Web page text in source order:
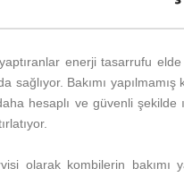
yaptıranlar enerji tasarrufu
sağlıyor. Bakımı
hesaplı ve güvenli
olarak kombilerin bakımı